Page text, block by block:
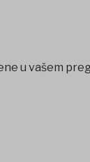
u vašem